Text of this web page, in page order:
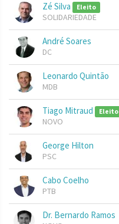
Zé Silva Eleito
SOLIDARIEDADE
André Soares
DC
Leonardo Quintão
MDB
Tiago Mitraud Eleito
NOVO
George Hilton
PSC
Cabo Coelho
PTB
Dr. Bernardo Ramos